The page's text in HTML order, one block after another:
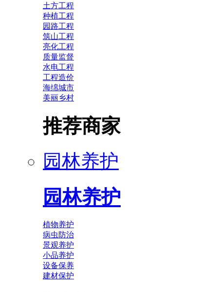
土方工程
种植工程
园路工程
筑山工程
亮化工程
质量监督
水电工程
工程造价
海绵城市
美丽乡村
推荐商家
园林养护
园林养护
植物养护
病虫防治
景观养护
小品养护
设备保养
建材保护